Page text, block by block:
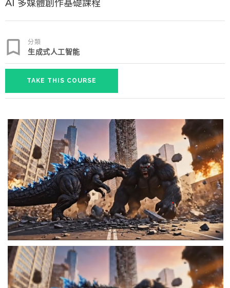
AI 多媒體創作基礎課程
分類
生成式人工智能
TAKE THIS COURSE